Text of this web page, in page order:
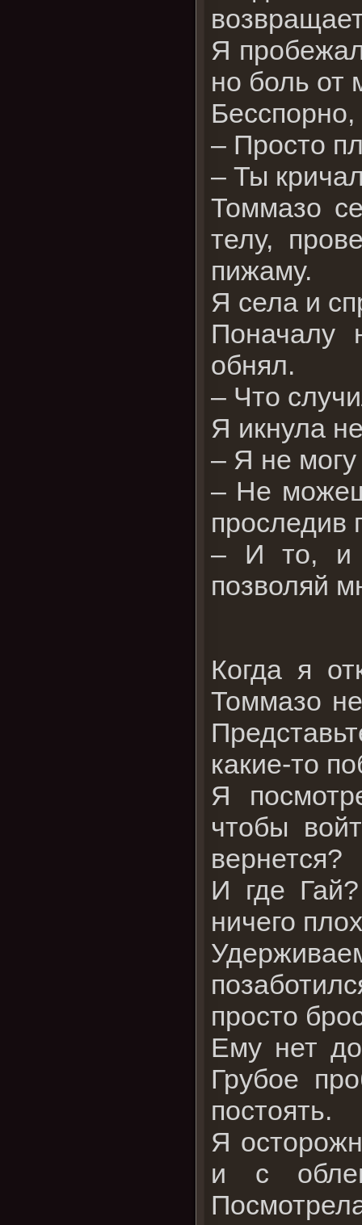
Я
но боль от
– Просто
– Ты
Томмазо
телу,
пижаму.
Я села и
Поначалу
обнял.
– Что
Я икнула
– Я не
– Не
проследив
– И то, и
позволяй
Когда я
Томмазо
какие-то
Я
чтобы
вернется?
И где
ничего
просто
Ему нет
Грубое
постоять.
Я
и с